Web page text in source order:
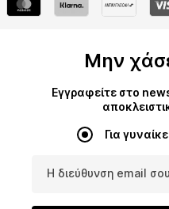
Μην
Εγγραφείτε στο
Για
Η διεύθυνση email σου